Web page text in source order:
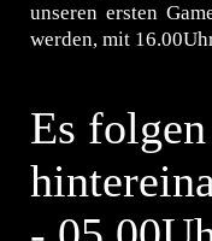
unseren ersten
werden, mit
Es